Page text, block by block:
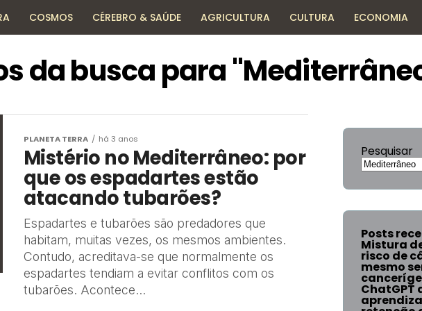
COSMOS CÉREBRO & SAÚDE AGRICULTURA CULTURA ECONOMIA
da busca para
PLANETA TERRA há 3 anos
Mistério no Mediterrâneo: por
que os espadartes estão
atacando tubarões?
Espadartes e tubarões são predadores que
habitam, muitas vezes, os mesmos ambientes.
Contudo, acreditava-se que normalmente os
espadartes tendiam a evitar conflitos com os
tubarões. Acontece...
Pesquisar
Posts
Mistura
risco de
mesmo
ChatGPT